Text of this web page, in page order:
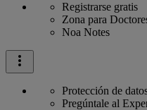
Registrarse gratis
Zona para
Noa Notes
Protección de
Pregúntale al